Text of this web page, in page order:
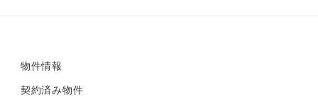
物件情報
契約済み物件